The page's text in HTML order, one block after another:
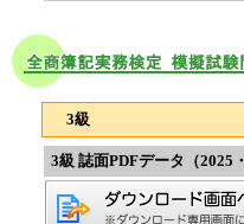
3級
3級 誌面PDFデータ（2025